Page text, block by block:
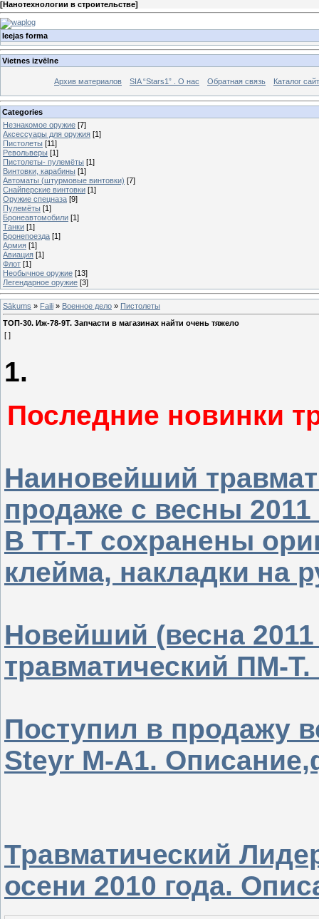
[Нанотехнологии в строительстве]
Ieejas forma
Vietnes izvēlne
Архив материалов SIA “Stars1” . О нас Обратная связь Каталог
Categories
Незнакомое оружие [7]
Аксессуары для оружия [1]
Пистолеты [11]
Револьверы [1]
Пистолеты- пулемёты [1]
Винтовки, карабины [1]
Автоматы (штурмовые винтовки) [7]
Снайперские винтовки [1]
Оружие спецназа [9]
Пулемёты [1]
Бронеавтомобили [1]
Танки [1]
Бронепоезда [1]
Армия [1]
Авиация [1]
Флот [1]
Необычное оружие [13]
Легендарное оружие [3]
Sākums » Faili » Военное дело » Пистолеты
ТОП-30. Иж-78-9Т. Запчасти в магазинах найти очень тяжело
[ ]
1.
Последние новинки
Наиновейший
продаже с весны 2011
В ТТ-Т сохранены
клейма, накладки на
Новейший (весна
травматический ПМ-
Поступил в продажу
Steyr M-A1.
Травматический
осени 2010 года.